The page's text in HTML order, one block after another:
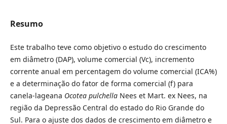
Resumo
Este trabalho teve como objetivo o estudo do crescimento
em diâmetro (DAP), volume comercial (Vc), incremento
corrente anual em percentagem do volume comercial (ICA%)
e a determinação do fator de forma comercial (f) para
canela-lageana Ocotea pulchellaNees et Mart. ex Nees, na
região da Depressão Central do estado do Rio Grande do
Sul. Para o ajuste dos dados de crescimento em diâmetro e